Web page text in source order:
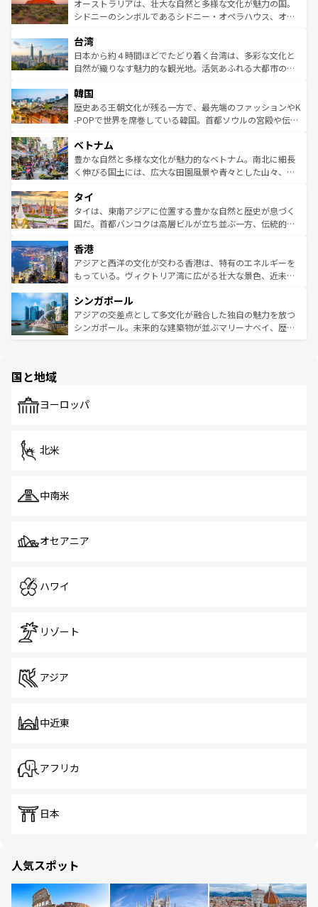
しみながら、その多様性と豊かな歴史を感じることができ
ならではの贅沢な旅のスタイルだ。 なお、新着のアメリカ
情報はコンテンツ一覧を参照してほしい。
島だが、静かな自然を求めるならマウイ島やカウアイ島が
おすすめ。エメラルドグリーンに輝く海をはじめ、豊かな
れるおもてなしの心で訪れる人々を迎えてくれるハワイの
人々、おいしいローカルフードやハワイアンミュージッ
ク、伝統的なフラダンスなど、すべてがハワイの魅力を彩
ワイを、存分に味わってほしい。 なお、新着のハワイ情報
はコンテンツ一覧を参照してほしい。
オーストラリアは、壮大な自然と多様な文化が魅力の国。
シドニーのシンボルであるシドニー・オペラハウス、オー
リアリーフや大陸中央部にそびえるウルル（エアーズロッ
ク）、タスマニアの美しい原生林やケアンズの熱帯雨林な
ど、見どころがたくさん。また、カフェやワイン、オージ
いる。アクティビティも充実しており、サーフィンやダイ
ビング、ハイキングなど、アウトドア好きにはたまらな
い。オーストラリアの多彩な魅力を存分に味わいつくそ
参照してほしい。
台湾
日本から約４時間ほどでたどり着く台湾は、多彩な文化と
自然が織りなす魅力的な観光地。活気あふれる大都市の台
ン）、静ひつな山岳地帯である台湾東部など、都市の喧騒
と山間の静けさが共存しており、訪れる人に新しい発見と
驚きをもたらしてくれる。また、奥深い台湾の食文化も魅
容にもいいと評判のスイーツなど、バラエティ豊かな料理
が味わえる。 なお、新着の台湾情報は コンテンツ一覧を参
照してほしい。
韓国
歴史ある王朝文化が残る一方で、最先端のファッションやK
-POPで世界を席巻している韓国。首都ソウルの宮殿や伝統
き、地方に足を延ばせば四季折々の自然美を楽しむことが
できる。そして、キムチや焼肉、絶品のストリートフード
まで、さまざまな韓国料理が待っている。夜には、韓国な
リティに包まれながら、韓国の多彩な魅力を心ゆくまで味
わってみてほしい。 なお、新着の韓国情報はコンテンツ一
覧を参照してほしい。
ベトナム
豊かな自然と多様な文化が魅力的なベトナム。南北に細長
く伸びる国土には、広大な田園風景や青々とした山々、世
急速な発展と共に伝統が息づく。ハノイの古い町並みやホ
ーチミン市のフランス統治時代の建物も、独特の雰囲気を
醸し出している。また、バラエティの豊かさとおいしさで
とつ。フォーやバインミー、ベトナムコーヒーなどは、ぜ
ひ現地で味わいたい。どの地域を訪れてもあたたかい人々
が旅行者を迎えてくれるので、きっと忘れられない旅にな
参照してほしい。
タイ
タイは、東南アジアに位置する豊かな自然と歴史が息づく
国だ。首都バンコクは高層ビルが立ち並ぶ一方、伝統的な
の活気が交差している。北部ではチェンマイなどの山岳地
帯で自然と触れ合い、南部ではプーケットやクラビの美し
いビーチでリゾート気分を楽しむことができる。タイ料理
激する。気候は一年中温暖で、どの季節にも異なる楽しみ
が待っている。親しみやすいタイの人々、仏教を中心とし
た文化、そして多様な観光資源が、訪れる旅人を魅了し続
香港
アジアと西洋の文化が交わる香港は、特有のエネルギーを
もっている。ヴィクトリア湾に広がる壮大な景色、近未来
み、どこを訪れても感動するはず。観光スポットが密集し
ており、効率よく見どころを回れるのも魅力。息をのむよ
うな絶景から文化的な体験まで、香港を存分に楽しみ尽く
シンガポール
アジアの交差点として多文化が融合した独自の魅力を放つ
シンガポール。未来的な建築物が並ぶマリーナベイ、歴史
で、ホーカーズは地元の風情を楽しめる外せないスポット
国と地域
ヨーロッパ
北米
中南米
オセアニア
ハワイ
リゾート
アジア
中近東
アフリカ
日本
人気スポット